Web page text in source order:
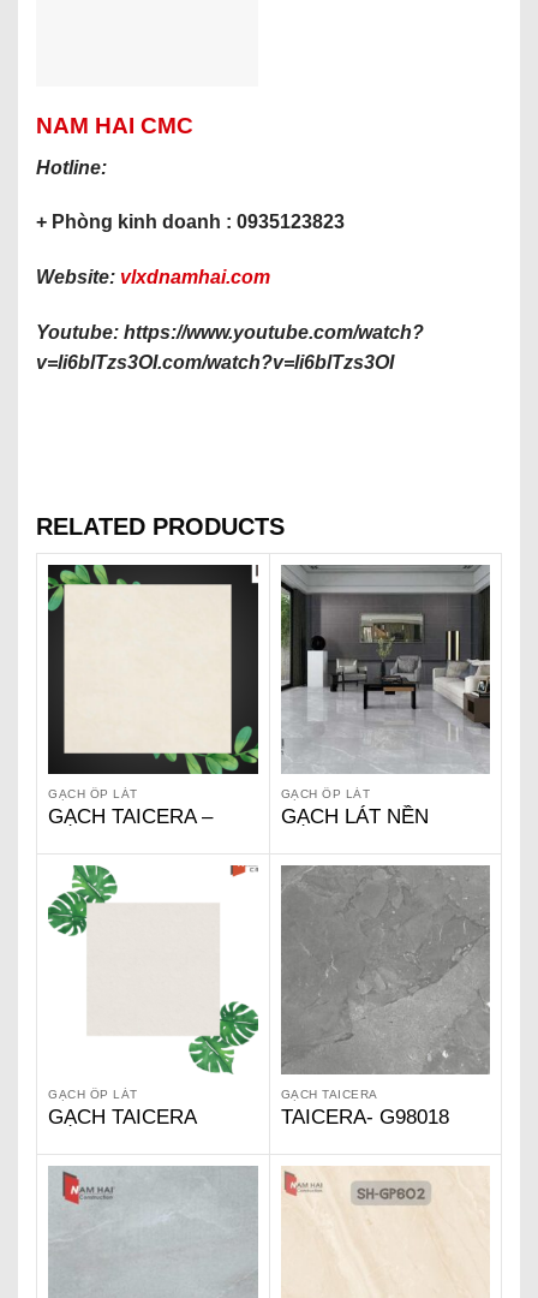
NAM HAI CMC
Hotline:
+ Phòng kinh doanh : 0935123823
Website: vlxdnamhai.com
Youtube: https://www.youtube.com/watch?
v=li6blTzs3OI.com/watch?v=li6blTzs3OI
RELATED PRODUCTS
GẠCH ỐP LÁT
GẠCH TAICERA –
GẠCH ỐP LÁT
GẠCH LÁT NỀN
GẠCH ỐP LÁT
GẠCH TAICERA
GẠCH TAICERA
TAICERA- G98018